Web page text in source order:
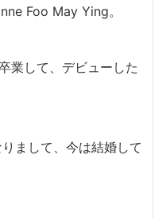
Foo May Ying。
業して、デビューした
まして、今は結婚して